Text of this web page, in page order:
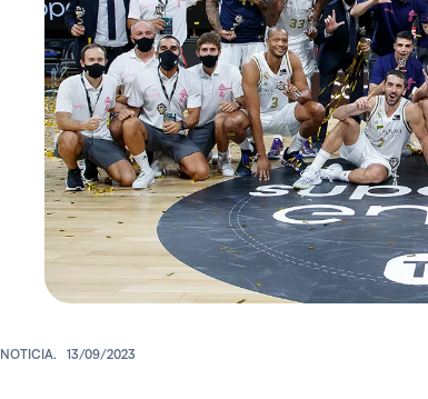
NOTICIA. 13/09/2023